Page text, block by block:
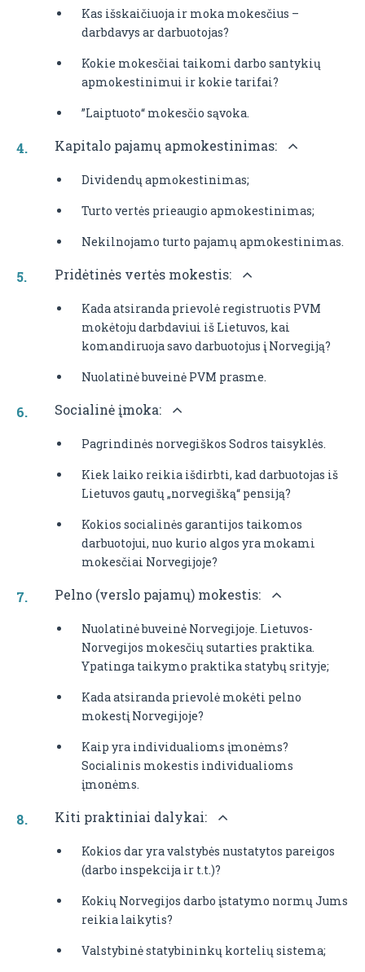
Kas išskaičiuoja ir moka mokesčius –
darbdavys ar darbuotojas?
Kokie mokesčiai taikomi darbo santykių
apmokestinimui ir kokie tarifai?
”Laiptuoto“ mokesčio sąvoka.
Kapitalo pajamų apmokestinimas:
Dividendų apmokestinimas;
Turto vertės prieaugio apmokestinimas;
Nekilnojamo turto pajamų apmokestinimas.
Pridėtinės vertės mokestis:
Kada atsiranda prievolė registruotis PVM
mokėtoju darbdaviui iš Lietuvos, kai
komandiruoja savo darbuotojus į Norvegiją?
Nuolatinė buveinė PVM prasme.
Socialinė įmoka:
Pagrindinės norvegiškos Sodros taisyklės.
Kiek laiko reikia išdirbti, kad darbuotojas iš
Lietuvos gautų „norvegišką“ pensiją?
Kokios socialinės garantijos taikomos
darbuotojui, nuo kurio algos yra mokami
mokesčiai Norvegijoje?
Pelno (verslo pajamų) mokestis:
Nuolatinė buveinė Norvegijoje. Lietuvos-
Norvegijos mokesčių sutarties praktika.
Ypatinga taikymo praktika statybų srityje;
Kada atsiranda prievolė mokėti pelno
mokestį Norvegijoje?
Kaip yra individualioms įmonėms?
Socialinis mokestis individualioms
įmonėms.
Kiti praktiniai dalykai:
Kokios dar yra valstybės nustatytos pareigos
(darbo inspekcija ir t.t.)?
Kokių Norvegijos darbo įstatymo normų Jums
reikia laikytis?
Valstybinė statybininkų kortelių sistema;